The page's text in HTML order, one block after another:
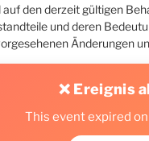
den derzeit gültigen
und deren
Änderungen
❌ Ereignis
This event expired on